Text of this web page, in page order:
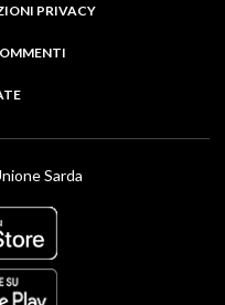
PRIVACY
Sarda